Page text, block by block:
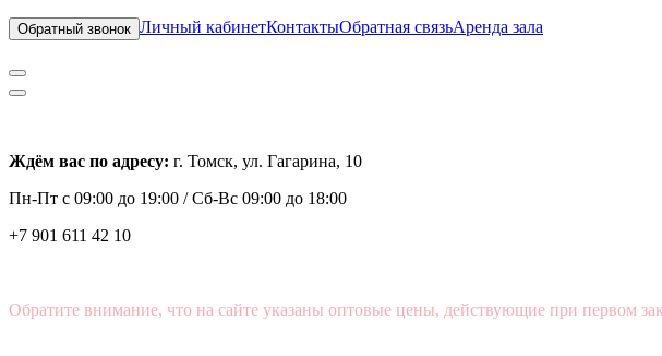
Обратный звонок Личный кабинетКонтактыОбратная связьАренда зала
Ждём вас по адресу: г. Томск, ул. Гагарина, 10
Пн-Пт с 09:00 до 19:00 /Сб-Вс 09:00 до 18:00
+7 901 611 42 10
Обратите внимание, что на сайте указаны оптовые цены, действующие при первом